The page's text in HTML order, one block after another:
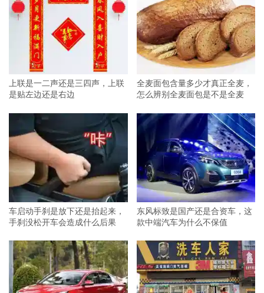
上联是一二声还是三四声，上联
是贴左边还是右边
全麦面包含量多少才真正全麦，
怎么辨别全麦面包是不是全麦
车启动手刹是放下还是抬起来，
手刹没松开车会造成什么后果
东风标致是国产还是合资车，这
款中端汽车为什么不保值